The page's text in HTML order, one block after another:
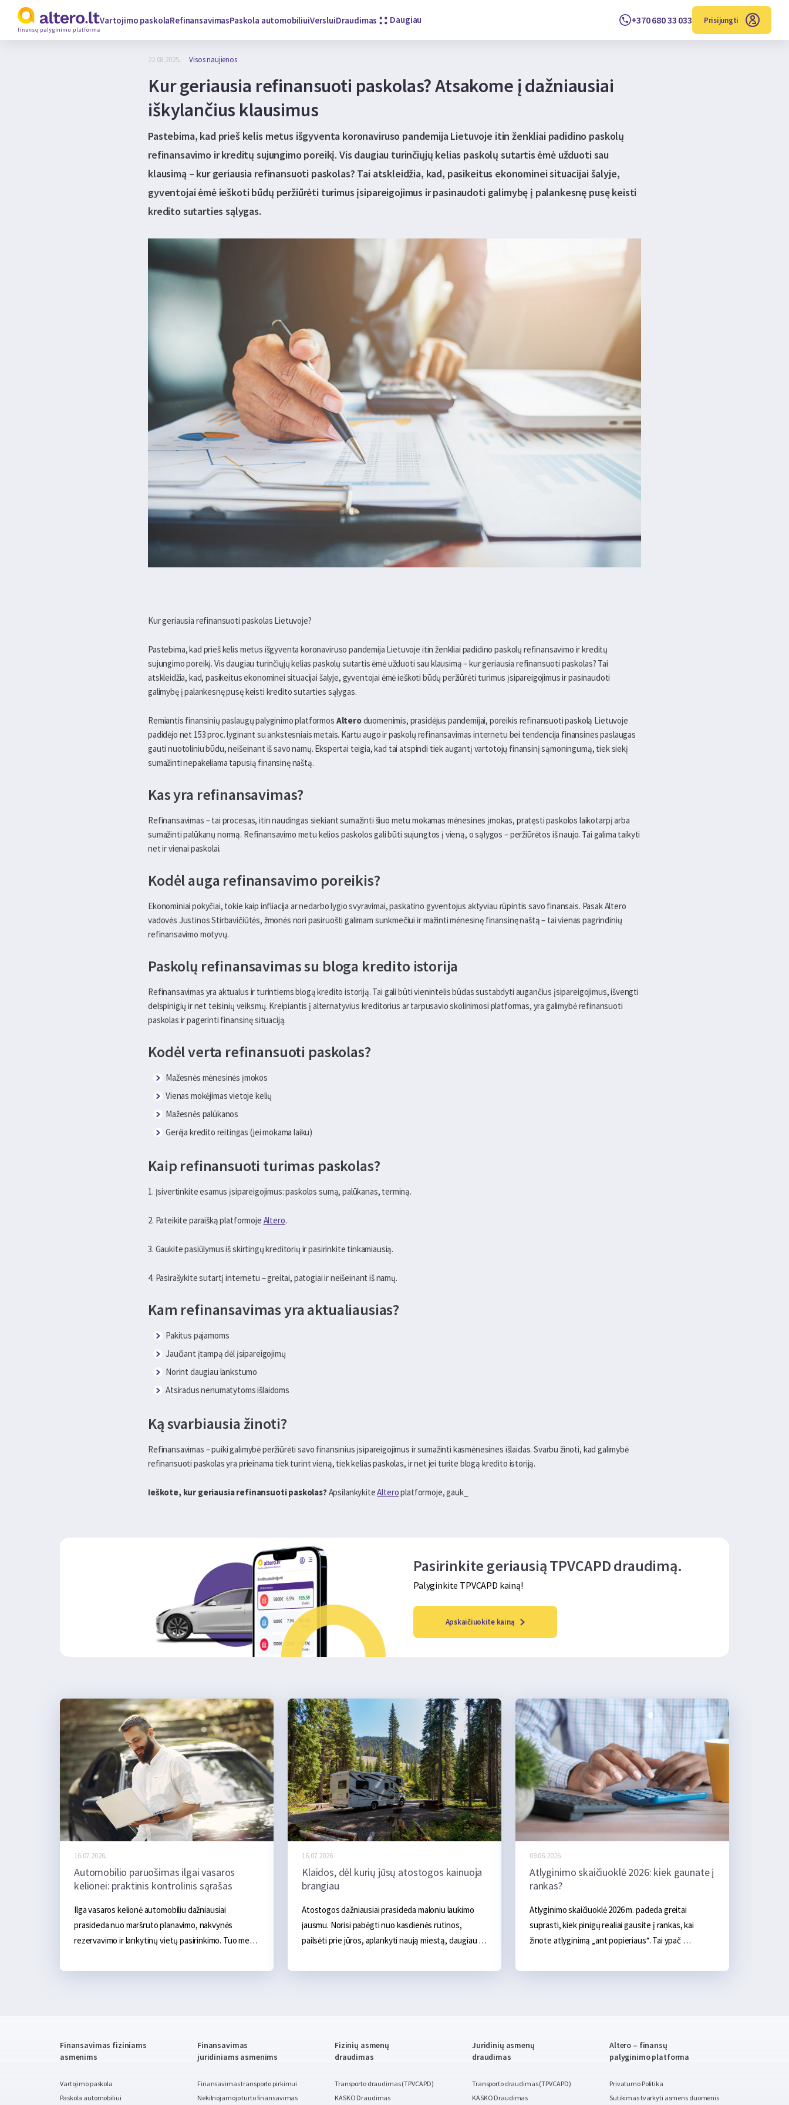
Vartojimo paskolaRefinansavimasPaskola automobiliuiVersluiDraudimas Daugiau +370 680 33 033 Prisijungti
22.08.2025. Visos naujienos
Kur geriausia refinansuoti paskolas? Atsakome į dažniausiai
iškylančius klausimus
Pastebima, kad prieš kelis metus išgyventa koronaviruso pandemija Lietuvoje itin ženkliai padidino paskolų
refinansavimo ir kreditų sujungimo poreikį. Vis daugiau turinčiųjų kelias paskolų sutartis ėmė užduoti sau
klausimą – kur geriausia refinansuoti paskolas? Tai atskleidžia, kad, pasikeitus ekonominei situacijai šalyje,
gyventojai ėmė ieškoti būdų peržiūrėti turimus įsipareigojimus ir pasinaudoti galimybę į palankesnę pusę keisti
kredito sutarties sąlygas.
Kur geriausia refinansuoti paskolas Lietuvoje?
Pastebima, kad prieš kelis metus išgyventa koronaviruso pandemija Lietuvoje itin ženkliai padidino paskolų refinansavimo ir kreditų
sujungimo poreikį. Vis daugiau turinčiųjų kelias paskolų sutartis ėmė užduoti sau klausimą – kur geriausia refinansuoti paskolas? Tai
atskleidžia, kad, pasikeitus ekonominei situacijai šalyje, gyventojai ėmė ieškoti būdų peržiūrėti turimus įsipareigojimus ir pasinaudoti
galimybę į palankesnę pusę keisti kredito sutarties sąlygas.
Remiantis finansinių paslaugų palyginimo platformos Alteroduomenimis, prasidėjus pandemijai, poreikis refinansuoti paskolą Lietuvoje
padidėjo net 153 proc. lyginant su ankstesniais metais. Kartu augo ir paskolų refinansavimas internetu bei tendencija finansines paslaugas
gauti nuotoliniu būdu, neišeinant iš savo namų. Ekspertai teigia, kad tai atspindi tiek augantį vartotojų finansinį sąmoningumą, tiek siekį
sumažinti nepakeliama tapusią finansinę naštą.
Kas yra refinansavimas?
Refinansavimas – tai procesas, itin naudingas siekiant sumažinti šiuo metu mokamas mėnesines įmokas, pratęsti paskolos laikotarpį arba
sumažinti palūkanų normą. Refinansavimo metu kelios paskolos gali būti sujungtos į vieną, o sąlygos – peržiūrėtos iš naujo. Tai galima taikyti
net ir vienai paskolai.
Kodėl auga refinansavimo poreikis?
Ekonominiai pokyčiai, tokie kaip infliacija ar nedarbo lygio svyravimai, paskatino gyventojus aktyviau rūpintis savo finansais. Pasak Altero
vadovės Justinos Stirbavičiūtės, žmonės nori pasiruošti galimam sunkmečiui ir mažinti mėnesinę finansinę naštą – tai vienas pagrindinių
refinansavimo motyvų.
Paskolų refinansavimas su bloga kredito istorija
Refinansavimas yra aktualus ir turintiems blogą kredito istoriją. Tai gali būti vienintelis būdas sustabdyti augančius įsipareigojimus, išvengti
delspinigių ir net teisinių veiksmų. Kreipiantis į alternatyvius kreditorius ar tarpusavio skolinimosi platformas, yra galimybė refinansuoti
paskolas ir pagerinti finansinę situaciją.
Kodėl verta refinansuoti paskolas?
Mažesnės mėnesinės įmokos
Vienas mokėjimas vietoje kelių
Mažesnės palūkanos
Gerėja kredito reitingas (jei mokama laiku)
Kaip refinansuoti turimas paskolas?
1. Įsivertinkite esamus įsipareigojimus: paskolos sumą, palūkanas, terminą.
2. Pateikite paraišką platformoje Altero.
3. Gaukite pasiūlymus iš skirtingų kreditorių ir pasirinkite tinkamiausią.
4. Pasirašykite sutartį internetu – greitai, patogiai ir neišeinant iš namų.
Kam refinansavimas yra aktualiausias?
Pakitus pajamoms
Jaučiant įtampą dėl įsipareigojimų
Norint daugiau lankstumo
Atsiradus nenumatytoms išlaidoms
Ką svarbiausia žinoti?
Refinansavimas – puiki galimybė peržiūrėti savo finansinius įsipareigojimus ir sumažinti kasmėnesines išlaidas. Svarbu žinoti, kad galimybė
refinansuoti paskolas yra prieinama tiek turint vieną, tiek kelias paskolas, ir net jei turite blogą kredito istoriją.
Ieškote, kur geriausia refinansuoti paskolas?ApsilankykiteAlteroplatformoje, gauk_
Pasirinkite geriausią TPVCAPD draudimą.
Palyginkite TPVCAPD kainą!
Apskaičiuokite kainą
16.07.2026.
Automobilio paruošimas ilgai vasaros
kelionei: praktinis kontrolinis sąrašas
Ilga vasaros kelionė automobiliu dažniausiai
prasideda nuo maršruto planavimo, nakvynės
rezervavimo ir lankytinų vietų pasirinkimo. Tuo metu
kasdien važiuojant jis nekelia problemų, gali atrodyti,
greičiu, yra labiau apkrauta, o karštu oru oro
kondicionierius gali veikti beveik be pertraukos.
16.07.2026.
Klaidos, dėl kurių jūsų atostogos kainuoja
brangiau
Atostogos dažniausiai prasideda maloniu laukimo
jausmu. Norisi pabėgti nuo kasdienės rutinos,
pailsėti prie jūros, aplankyti naują miestą, daugiau
atsipalaiduoti. Iš pradžių atrodo, kad pagrindinės
ilgainiui susideda į nemažą sumą.
09.06.2026.
Atlyginimo skaičiuoklė 2026: kiek gaunate į
rankas?
Atlyginimo skaičiuoklė 2026 m. padeda greitai
suprasti, kiek pinigų realiai gausite į rankas, kai
žinote atlyginimą „ant popieriaus“. Tai ypač
mėnesio biudžetą ar vertinant, kiek pajamų liks po
Finansavimas fiziniams
asmenims
Vartojimo paskola
Paskola automobiliui
Finansavimas
juridiniams asmenims
Finansavimas transporto pirkimui
Nekilnojamojo turto finansavimas
Fizinių asmenų
draudimas
Transporto draudimas (TPVCAPD)
KASKO Draudimas
Juridinių asmenų
draudimas
Transporto draudimas (TPVCAPD)
KASKO Draudimas
Altero – finansų
palyginimo platforma
Privatumo Politika
Sutikimas tvarkyti asmens duomenis